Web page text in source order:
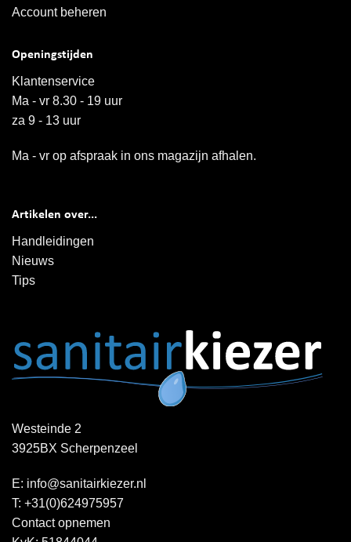
Account beheren
Openingstijden
Klantenservice
Ma - vr 8.30 - 19 uur
za 9 - 13 uur
Ma - vr op afspraak in ons magazijn afhalen.
Artikelen over...
Handleidingen
Nieuws
Tips
Westeinde 2
3925BX Scherpenzeel
E: info@sanitairkiezer.nl
T: +31(0)624975957
Contact opnemen